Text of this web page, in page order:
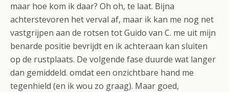
maar hoe kom ik daar? Oh oh, te laat. Bijna
achterstevoren het verval af, maar ik kan me nog net
vastgrijpen aan de rotsen tot Guido van C. me uit mijn
benarde positie bevrijdt en ik achteraan kan sluiten
op de rustplaats. De volgende fase duurde wat langer
dan gemiddeld. omdat een onzichtbare hand me
tegenhield (en ik wou zo graag). Maar goed,